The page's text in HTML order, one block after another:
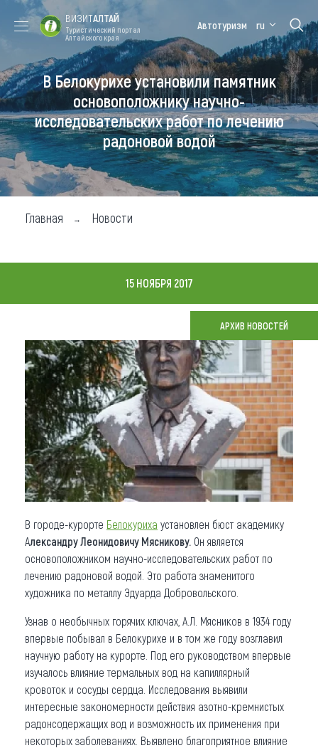
Форум VISIT
ALTAI
Цветение
маральника
Медицинский
форум
Алтайская
зимовка
Туры
Где побывать
Чем заняться
Где остановиться
Что привезти (сувениры)
О регионе
Коллекция впечатлений
Другие рубрики
ВИЗИТАЛТАЙ
Туристический портал
Алтайского края
Автотуризм ru
В Белокурихе установили памятник
основоположнику научно-
исследовательских работ по лечению
радоновой водой
Главная Новости
15 НОЯБРЯ 2017
АРХИВ НОВОСТЕЙ
В городе-курорте Белокуриха установлен бюст академику
Александру Леонидовичу Мясникову. Он является
основоположником научно-исследовательских работ по
лечению радоновой водой. Это работа знаменитого
художника по металлу Эдуарда Добровольского.
Узнав о необычных горячих ключах, А.Л. Мясников в 1934 году
впервые побывал в Белокурихе и в том же году возглавил
научную работу на курорте. Под его руководством впервые
изучалось влияние термальных вод на капиллярный
кровоток и сосуды сердца. Исследования выявили
интересные закономерности действия азотно-кремнистых
радонсодержащих вод и возможность их применения при
некоторых заболеваниях. Выявлено благоприятное влияние